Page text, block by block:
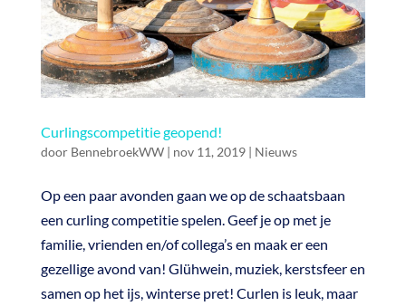
Curlingscompetitie geopend!
door BennebroekWW| nov 11, 2019| Nieuws
Op een paar avonden gaan we op de schaatsbaan
een curling competitie spelen. Geef je op met je
familie, vrienden en/of collega’s en maak er een
gezellige avond van! Glühwein, muziek, kerstsfeer en
samen op het ijs, winterse pret! Curlen is leuk, maar